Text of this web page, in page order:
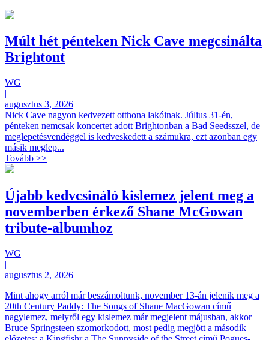
Múlt hét pénteken Nick Cave megcsinálta
Brightont
WG
|
augusztus 3, 2026
Nick Cave nagyon kedvezett otthona lakóinak. Július 31-én,
pénteken nemcsak koncertet adott Brightonban a Bad Seedsszel, de
meglepetésvendéggel is kedveskedett a számukra, ezt azonban egy
másik meglep...
Tovább >>
Újabb kedvcsináló kislemez jelent meg a
novemberben érkező Shane McGowan
tribute-albumhoz
WG
|
augusztus 2, 2026
Mint ahogy arról már beszámoltunk, november 13-án jelenik meg a
20th Century Paddy: The Songs of Shane MacGowan című
nagylemez, melyről egy kislemez már megjelent májusban, akkor
Bruce Springsteen szomorkodott, most pedig megjött a második